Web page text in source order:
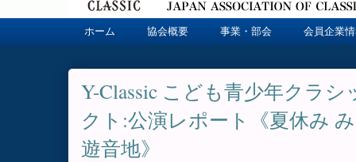
ホーム 協会概要 事業・部会 会員企業
Y-Classic こども青少年クラ
クト:公演レポート《夏休み
遊音地》